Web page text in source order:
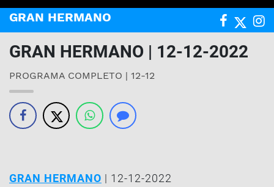
GRAN HERMANO
GRAN HERMANO | 12-12-2022
PROGRAMA COMPLETO | 12-12
GRAN HERMANO | 12-12-2022